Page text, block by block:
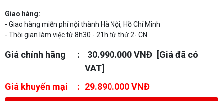
Giao hàng:
- Giao hàng miễn phí nội thành Hà Nội, Hồ Chí Minh
- Thời gian làm việc từ 8h30 - 21h từ thứ 2- CN
Giá chính hãng 30.990.000 VNĐ [Giá đã có
VAT]
Giá khuyến mại
29.890.000 VNĐ